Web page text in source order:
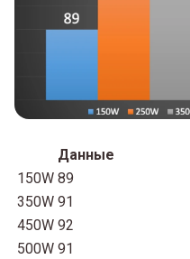
Данные
150W 89
350W 91
450W 92
500W 91